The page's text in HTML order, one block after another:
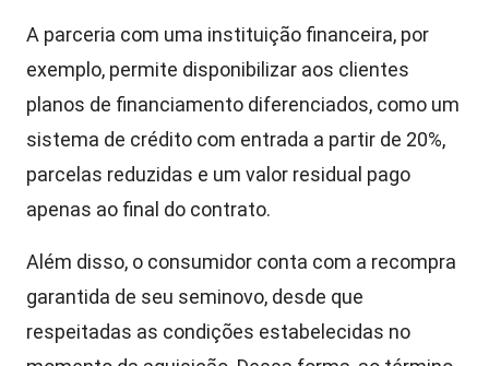
A parceria com uma instituição financeira, por
exemplo, permite disponibilizar aos clientes
planos de financiamento diferenciados, como um
sistema de crédito com entrada a partir de 20%,
parcelas reduzidas e um valor residual pago
apenas ao final do contrato.
Além disso, o consumidor conta com a recompra
garantida de seu seminovo, desde que
respeitadas as condições estabelecidas no